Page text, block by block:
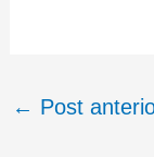
← Post